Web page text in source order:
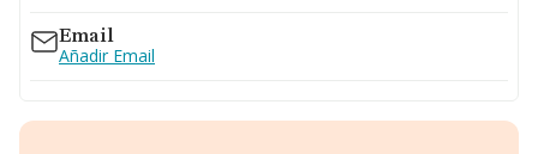
Ver teléfono 673...
Email
Añadir Email